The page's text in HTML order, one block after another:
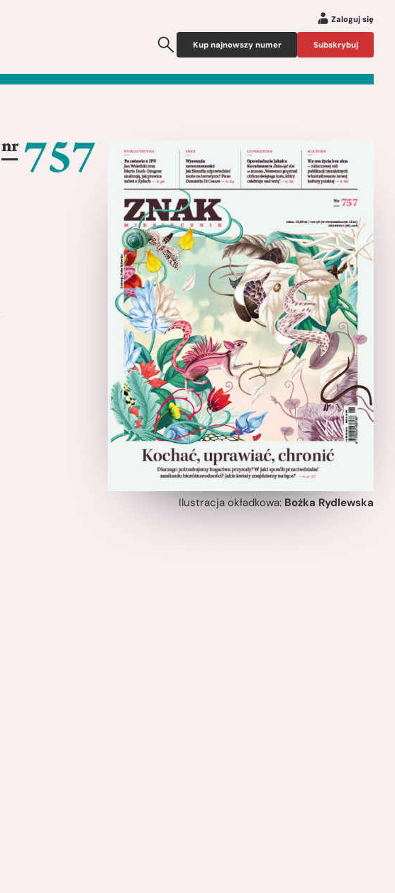
Zaloguj się
Kup najnowszy numer Subskrybuj
nr 757
Ilustracja okładkowa: Bożka Rydlewska